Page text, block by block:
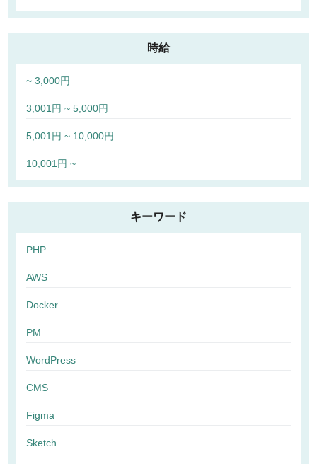
時給
~ 3,000円
3,001円 ~ 5,000円
5,001円 ~ 10,000円
10,001円 ~
キーワード
PHP
AWS
Docker
PM
WordPress
CMS
Figma
Sketch